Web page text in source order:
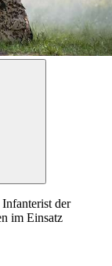
der
im Einsatz